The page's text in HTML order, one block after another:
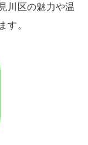
川区の魅力や温
す。